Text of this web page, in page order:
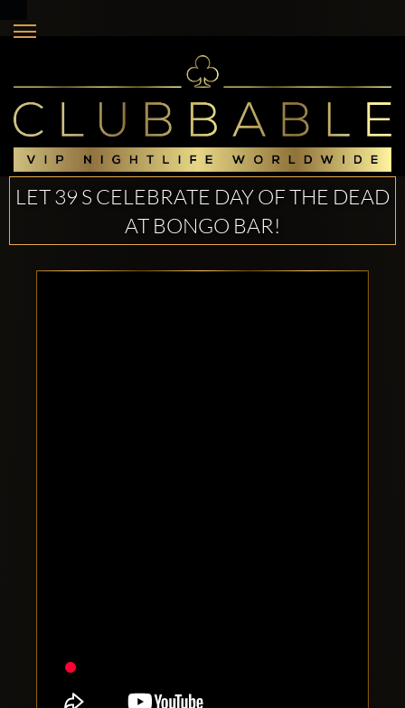
LET 39 S CELEBRATE DAY OF THE DEAD
AT BONGO BAR!